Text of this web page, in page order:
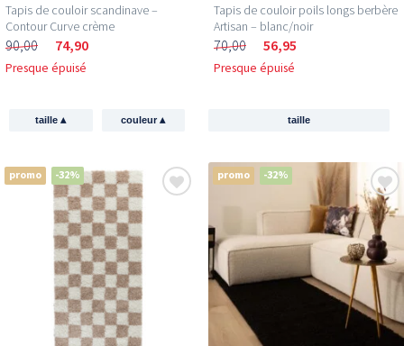
Tapis de couloir scandinave –
Contour Curve crème
90,00 74,90
Presque épuisé
taille▴ couleur▴
Tapis de couloir poils longs berbère
Artisan – blanc/noir
70,00 56,95
Presque épuisé
taille
promo -32% promo -32%